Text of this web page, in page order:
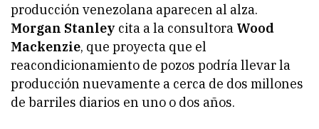
producción venezolana aparecen al alza.
Morgan Stanley cita a la consultora Wood
Mackenzie, que proyecta que el
reacondicionamiento de pozos podría llevar la
producción nuevamente a cerca de dos millones
de barriles diarios en uno o dos años.